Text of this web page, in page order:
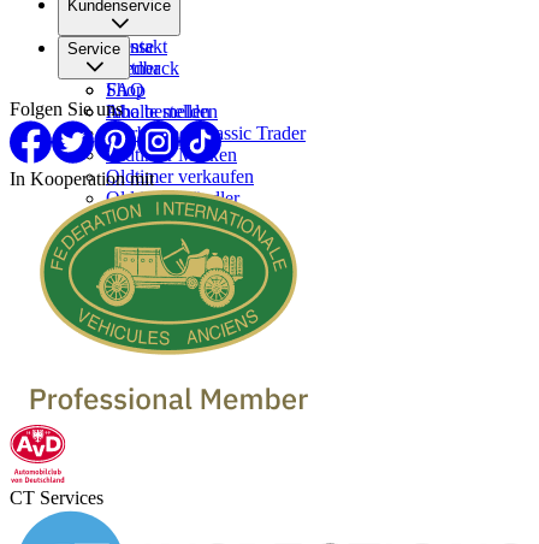
Karriere
Presse
Partner
Kundenservice
Kontakt
Feedback
FAQ
Inhalte melden
Service
Shop
Abo bestellen
Werben bei Classic Trader
Oldtimer Marken
Oldtimer verkaufen
Oldtimer Händler
Folgen Sie uns
In Kooperation mit
CT Services